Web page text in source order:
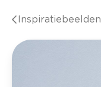
Inspiratiebeelden